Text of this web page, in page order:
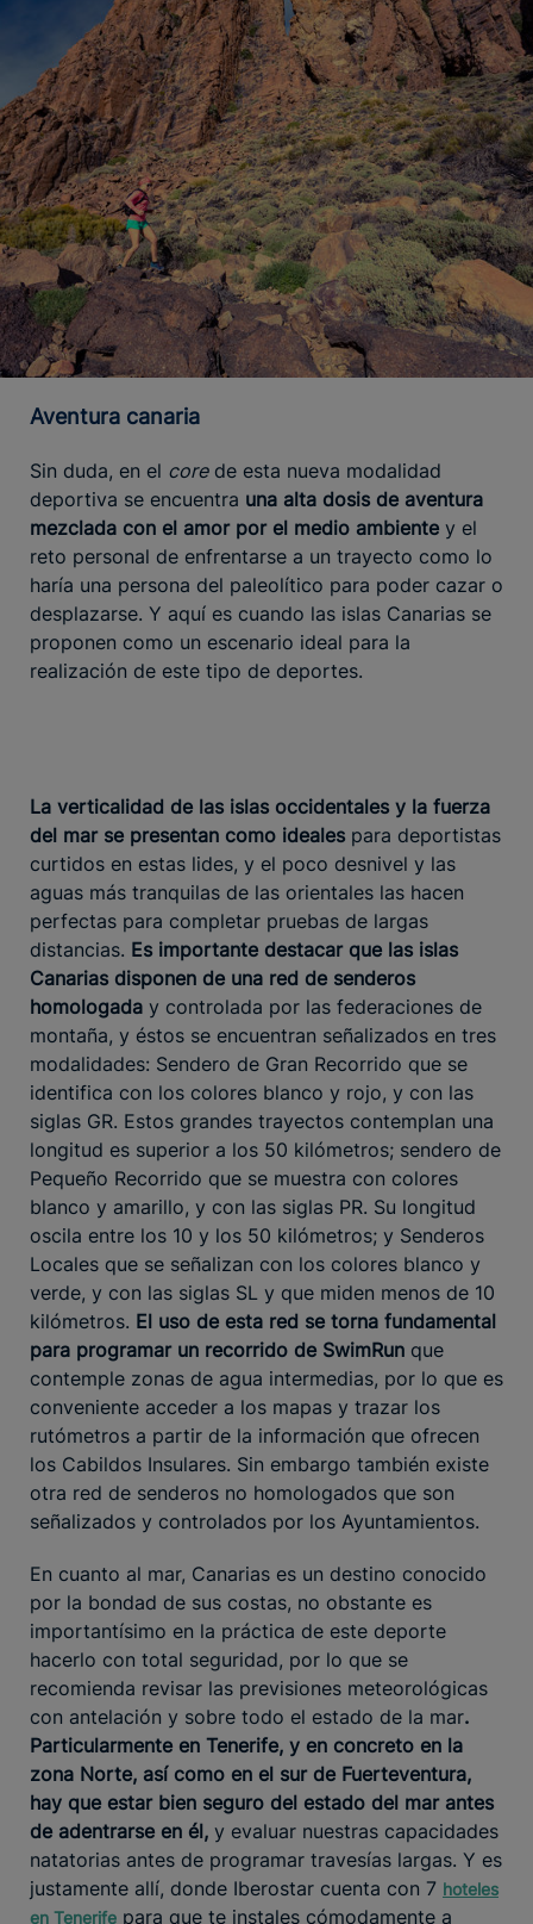
Aventura canaria
Sin duda, en el corede esta nueva modalidad
deportiva se encuentra una alta dosis de aventura
mezclada con el amor por el medio ambiente y el
reto personal de enfrentarse a un trayecto como lo
haría una persona del paleolítico para poder cazar o
desplazarse. Y aquí es cuando las islas Canarias se
proponen como un escenario ideal para la
realización de este tipo de deportes.
La verticalidad de las islas occidentales y la fuerza
del mar se presentan como ideales para deportistas
curtidos en estas lides, y el poco desnivel y las
aguas más tranquilas de las orientales las hacen
perfectas para completar pruebas de largas
distancias. Es importante destacar que las islas
Canarias disponen de una red de senderos
homologada y controlada por las federaciones de
montaña, y éstos se encuentran señalizados en tres
modalidades: Sendero de Gran Recorrido que se
identifica con los colores blanco y rojo, y con las
siglas GR. Estos grandes trayectos contemplan una
longitud es superior a los 50 kilómetros; sendero de
Pequeño Recorrido que se muestra con colores
blanco y amarillo, y con las siglas PR. Su longitud
oscila entre los 10 y los 50 kilómetros; y Senderos
Locales que se señalizan con los colores blanco y
verde, y con las siglas SL y que miden menos de 10
kilómetros. El uso de esta red se torna fundamental
para programar un recorrido de SwimRun que
contemple zonas de agua intermedias, por lo que es
conveniente acceder a los mapas y trazar los
rutómetros a partir de la información que ofrecen
los Cabildos Insulares. Sin embargo también existe
otra red de senderos no homologados que son
señalizados y controlados por los Ayuntamientos.
En cuanto al mar, Canarias es un destino conocido
por la bondad de sus costas, no obstante es
importantísimo en la práctica de este deporte
hacerlo con total seguridad, por lo que se
recomienda revisar las previsiones meteorológicas
con antelación y sobre todo el estado de la mar.
Particularmente en Tenerife, y en concreto en la
zona Norte, así como en el sur de Fuerteventura,
hay que estar bien seguro del estado del mar antes
de adentrarse en él, y evaluar nuestras capacidades
natatorias antes de programar travesías largas. Y es
justamente allí, donde Iberostar cuenta con 7 hoteles
en Tenerife para que te instales cómodamente a